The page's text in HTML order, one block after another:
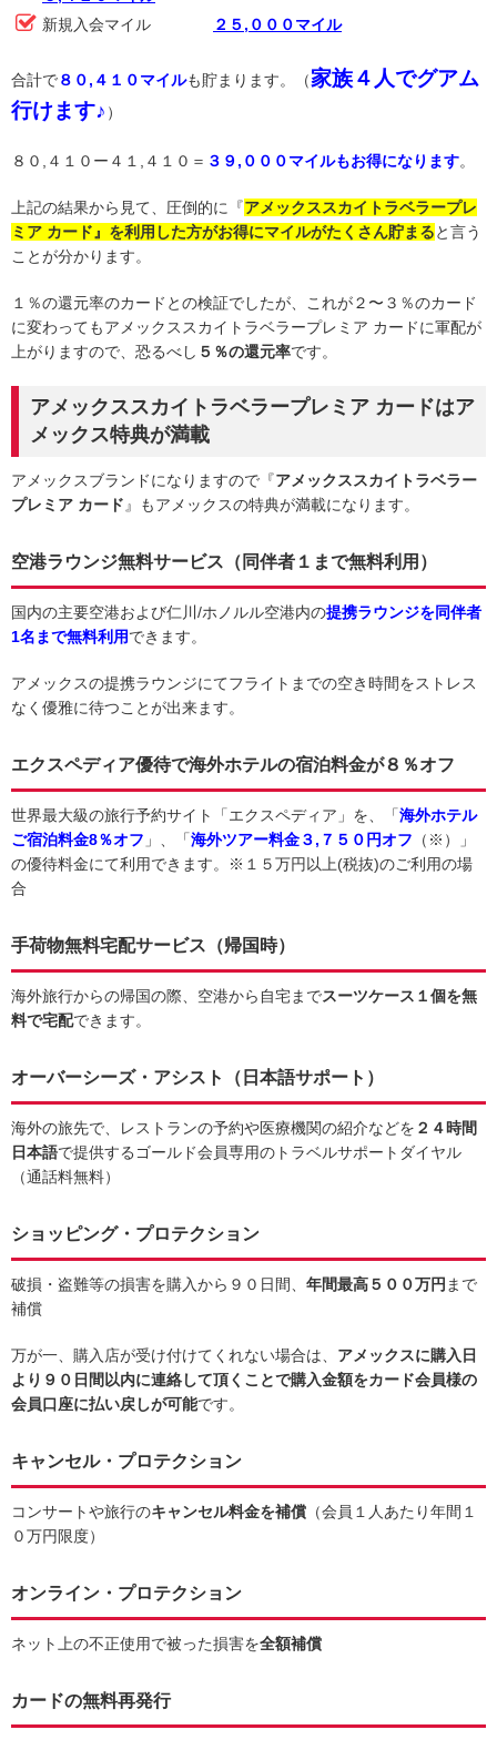
新規入会マイル
２５,０００マイル
合計で８０,４１０マイルも貯まります。（家族４人でグアム
行けます♪ ）
８０,４１０ー４１,４１０＝ ３９,０００マイルもお得になります。
上記の結果から見て、圧倒的に『アメックススカイトラベラープレ
ミア カード』を利用した方がお得にマイルがたくさん貯まると言う
ことが分かります。
１％の還元率のカードとの検証でしたが、これが２〜３％のカード
に変わってもアメックススカイトラベラープレミア カードに軍配が
上がりますので、恐るべし ５％の還元率です。
アメックススカイトラベラープレミア カードはア
メックス特典が満載
アメックスブランドになりますので『アメックススカイトラベラー
プレミア カード 』もアメックスの特典が満載になります。
空港ラウンジ無料サービス（同伴者１まで無料利用）
国内の主要空港および仁川/ホノルル空港内の提携ラウンジを同伴者
1名まで無料利用できます。
アメックスの提携ラウンジにてフライトまでの空き時間をストレス
なく優雅に待つことが出来ます。
エクスペディア優待で海外ホテルの宿泊料金が８％オフ
世界最大級の旅行予約サイト「エクスペディア」を、「海外ホテル
ご宿泊料金8％オフ 」、「海外ツアー料金３,７５０ 円オフ （※）」
の優待料金にて利用できます。※１５万円以上(税抜)のご利用の場
合
手荷物無料宅配サービス （帰国時）
海外旅行からの帰国の際、空港から自宅までスーツケース１個を無
料で宅配できます。
オーバーシーズ・アシスト（日本語サポート）
海外の旅先で、レストランの予約や医療機関の紹介などを ２４時間
日本語で提供するゴールド会員専用のトラベルサポートダイヤル
（通話料無料）
ショッピング・プロテクション
破損・盗難等の損害を購入から９０日間、 年間最高５００万円 まで
補償
万が一、購入店が受け付けてくれない場合は、 アメックスに購入日
より９０日間以内に連絡して頂くことで購入金額をカード会員様の
会員口座に払い戻しが可能です。
キャンセル・プロテクション
コンサートや旅行のキャンセル料金を補償 （会員１人あたり年間１
０万円限度）
オンライン・プロテクション
ネット上の不正使用で被った損害を全額補償
カードの無料再発行